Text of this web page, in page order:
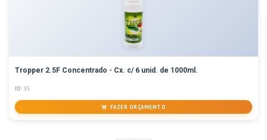
Tropper 2.5F Concentrado - Cx. c/ 6 unid. de 1000ml.
ID: 33
FAZER ORÇAMENTO